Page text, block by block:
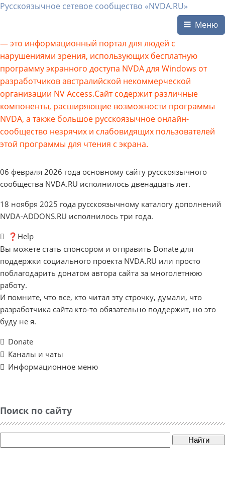
Русскоязычное сетевое сообщество «NVDA.RU»
Меню
— это информационный портал для людей с
нарушениями зрения, использующих бесплатную
программу экранного доступа NVDA для Windows от
разработчиков австралийской некоммерческой
организации NV Access.Сайт содержит различные
компоненты, расширяющие возможности программы
NVDA, а также большое русскоязычное онлайн-
сообщество незрячих и слабовидящих пользователей
этой программы для чтения с экрана.
06 февраля 2026 года основному сайту русскоязычного
сообщества NVDA.RU исполнилось двенадцать лет.
18 ноября 2025 года русскоязычному каталогу дополнений
NVDA-ADDONS.RU исполнилось три года.
❓Help
Вы можете стать спонсором и отправить Donate для
поддержки социального проекта NVDA.RU или просто
поблагодарить донатом автора сайта за многолетнюю
работу.
И помните, что все, кто читал эту строчку, думали, что
разработчика сайта кто-то обязательно поддержит, но это
буду не я.
Donate
Каналы и чаты
Информационное меню
Поиск по сайту
Найти